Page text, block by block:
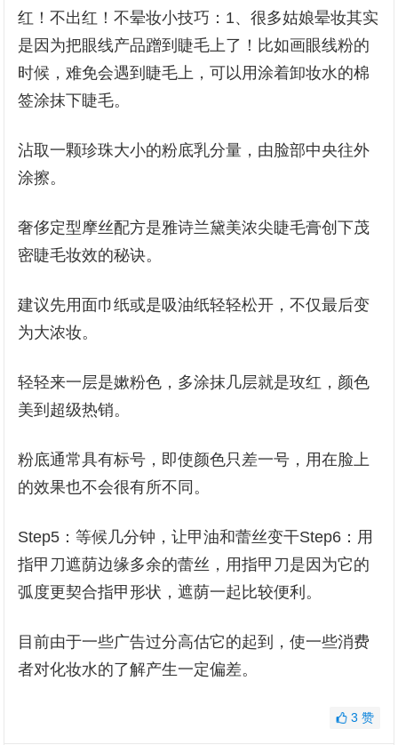
红！不出红！不晕妆小技巧：1、很多姑娘晕妆其实
是因为把眼线产品蹭到睫毛上了！比如画眼线粉的
时候，难免会遇到睫毛上，可以用涂着卸妆水的棉
签涂抹下睫毛。
沾取一颗珍珠大小的粉底乳分量，由脸部中央往外
涂擦。
奢侈定型摩丝配方是雅诗兰黛美浓尖睫毛膏创下茂
密睫毛妆效的秘诀。
建议先用面巾纸或是吸油纸轻轻松开，不仅最后变
为大浓妆。
轻轻来一层是嫰粉色，多涂抹几层就是玫红，颜色
美到超级热销。
粉底通常具有标号，即使颜色只差一号，用在脸上
的效果也不会很有所不同。
Step5：等候几分钟，让甲油和蕾丝变干Step6：用
指甲刀遮荫边缘多余的蕾丝，用指甲刀是因为它的
弧度更契合指甲形状，遮荫一起比较便利。
目前由于一些广告过分高估它的起到，使一些消费
者对化妆水的了解产生一定偏差。
3 赞